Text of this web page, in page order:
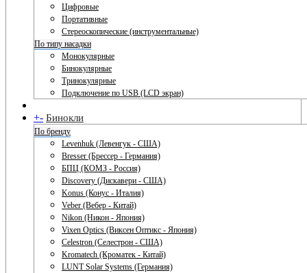
Цифровые
Портативные
Стереоскопические (инструментальные)
По типу насадки
Монокулярные
Бинокулярные
Тринокулярные
Подключение по USB (LCD экран)
+- Бинокли
По бренду
Levenhuk (Левенгук - США)
Bresser (Брессер - Германия)
БПЦ (КОМЗ - Россия)
Discovery (Дискавери - США)
Konus (Конус - Италия)
Veber (Вебер - Китай)
Nikon (Никон - Япония)
Vixen Optics (Виксен Оптикс - Япония)
Celestron (Селестрон - США)
Kromatech (Кроматек - Китай)
LUNT Solar Systems (Германия)